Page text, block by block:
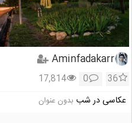
Aminfadakarr
36
0
17,814
عکاسی در شب بدون عنوان